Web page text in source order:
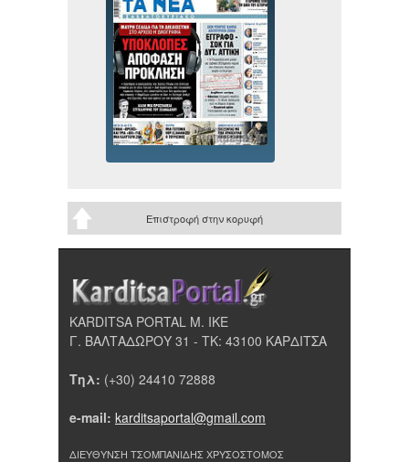
Επιστροφή στην κορυφή
KARDITSA PORTAL Μ. ΙΚΕ
Γ. ΒΑΛΤΑΔΩΡΟΥ 31 - ΤΚ: 43100 ΚΑΡΔΙΤΣΑ
Τηλ: (+30) 24410 72888
e-mail: karditsaportal@gmail.com
ΔΙΕΥΘΥΝΣΗ ΤΣΟΜΠΑΝΙΔΗΣ ΧΡΥΣΟΣΤΟΜΟΣ